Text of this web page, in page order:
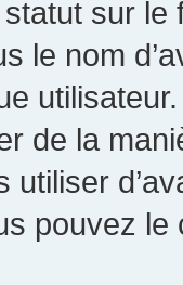
sur
le nom
utilisateur.
de la
pouvez